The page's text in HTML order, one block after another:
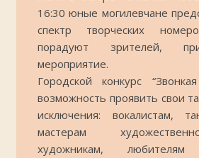
16:30 юные могилевчане
спектр творческих
порадуют зрителей,
мероприятие.
Городской конкурс
возможность проявить свои
исключения: вокалистам,
мастерам
художникам, любителям